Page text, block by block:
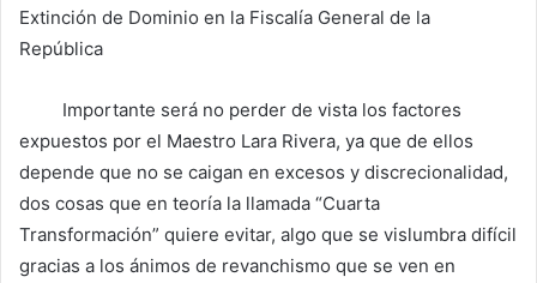
Extinción de Dominio en la Fiscalía General de la
República
Importante será no perder de vista los factores
expuestos por el Maestro Lara Rivera, ya que de ellos
depende que no se caigan en excesos y discrecionalidad,
dos cosas que en teoría la llamada “Cuarta
Transformación” quiere evitar, algo que se vislumbra difícil
gracias a los ánimos de revanchismo que se ven en